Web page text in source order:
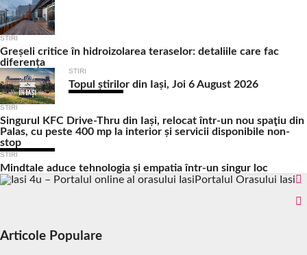
STIRI
Greșeli critice în hidroizolarea teraselor: detaliile care fac
diferența
STIRI
Topul știrilor din Iași, Joi 6 August 2026
STIRI
Singurul KFC Drive-Thru din Iași, relocat într-un nou spaţiu din
Palas, cu peste 400 mp la interior și servicii disponibile non-
stop
STIRI
Mindtale aduce tehnologia și empatia într-un singur loc
Portalul Orasului Iasi
Articole Populare